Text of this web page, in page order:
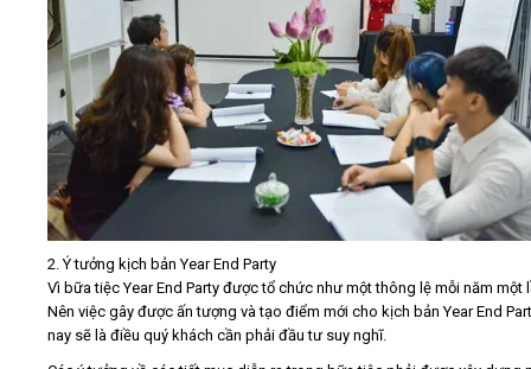
2. Ý tưởng kịch bản Year End Party
Vì bữa tiệc Year End Party được tổ chức như một thông lệ mỗi năm một
Nên việc gây được ấn tượng và tạo điểm mới cho kịch bản Year End
nay sẽ là điều quý khách cần phải đầu tư suy nghĩ.